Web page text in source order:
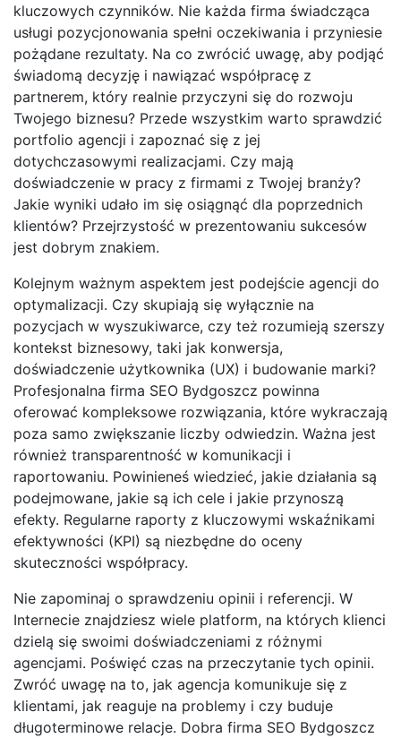
kluczowych czynników. Nie każda firma świadcząca
usługi pozycjonowania spełni oczekiwania i przyniesie
pożądane rezultaty. Na co zwrócić uwagę, aby podjąć
świadomą decyzję i nawiązać współpracę z
partnerem, który realnie przyczyni się do rozwoju
Twojego biznesu? Przede wszystkim warto sprawdzić
portfolio agencji i zapoznać się z jej
dotychczasowymi realizacjami. Czy mają
doświadczenie w pracy z firmami z Twojej branży?
Jakie wyniki udało im się osiągnąć dla poprzednich
klientów? Przejrzystość w prezentowaniu sukcesów
jest dobrym znakiem.
Kolejnym ważnym aspektem jest podejście agencji do
optymalizacji. Czy skupiają się wyłącznie na
pozycjach w wyszukiwarce, czy też rozumieją szerszy
kontekst biznesowy, taki jak konwersja,
doświadczenie użytkownika (UX) i budowanie marki?
Profesjonalna firma SEO Bydgoszcz powinna
oferować kompleksowe rozwiązania, które wykraczają
poza samo zwiększanie liczby odwiedzin. Ważna jest
również transparentność w komunikacji i
raportowaniu. Powinieneś wiedzieć, jakie działania są
podejmowane, jakie są ich cele i jakie przynoszą
efekty. Regularne raporty z kluczowymi wskaźnikami
efektywności (KPI) są niezbędne do oceny
skuteczności współpracy.
Nie zapominaj o sprawdzeniu opinii i referencji. W
Internecie znajdziesz wiele platform, na których klienci
dzielą się swoimi doświadczeniami z różnymi
agencjami. Poświęć czas na przeczytanie tych opinii.
Zwróć uwagę na to, jak agencja komunikuje się z
klientami, jak reaguje na problemy i czy buduje
długoterminowe relacje. Dobra firma SEO Bydgoszcz